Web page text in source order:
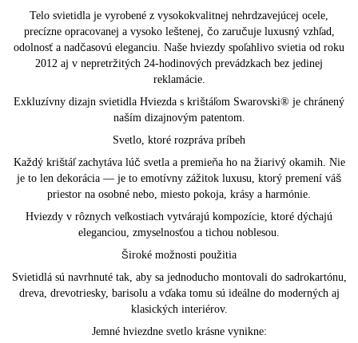
Telo svietidla je vyrobené z vysokokvalitnej nehrdzavejúcej ocele,
precízne opracovanej a vysoko leštenej, čo zaručuje luxusný vzhľad,
odolnosť a nadčasovú eleganciu. Naše hviezdy spoľahlivo svietia od roku
2012 aj v nepretržitých 24-hodinových prevádzkach bez jedinej
reklamácie.
Exkluzívny dizajn svietidla Hviezda s krištáľom Swarovski® je chránený
naším dizajnovým patentom.
Svetlo, ktoré rozpráva príbeh
Každý krištáľ zachytáva lúč svetla a premieňa ho na žiarivý okamih. Nie
je to len dekorácia — je to emotívny zážitok luxusu, ktorý premení váš
priestor na osobné nebo, miesto pokoja, krásy a harmónie.
Hviezdy v rôznych veľkostiach vytvárajú kompozície, ktoré dýchajú
eleganciou, zmyselnosťou a tichou noblesou.
Široké možnosti použitia
Svietidlá sú navrhnuté tak, aby sa jednoducho montovali do sadrokartónu,
dreva, drevotriesky, barisolu a vďaka tomu sú ideálne do moderných aj
klasických interiérov.
Jemné hviezdne svetlo krásne vynikne: